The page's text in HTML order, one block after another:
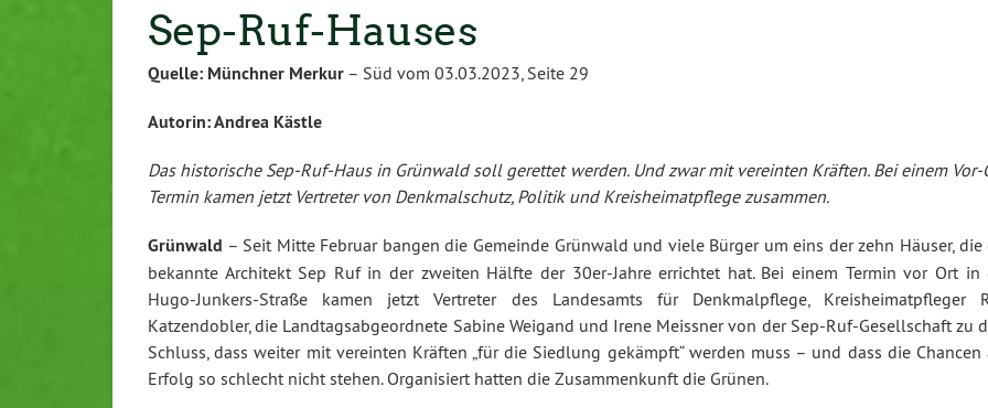
Sep-Ruf-Hauses
Quelle: Münchner Merkur – Süd vom 03.03.2023, Seite 29
Autorin: Andrea Kästle
Das historische Sep-Ruf-Haus in Grünwald soll gerettet werden. Und zwar mit vereinten Kräften. Bei einem Vor-
Termin kamen jetzt Vertreter von Denkmalschutz, Politik und Kreisheimatpflege zusammen.
Grünwald – Seit Mitte Februar bangen die Gemeinde Grünwald und viele Bürger um eins der zehn Häuser, die
bekannte Architekt Sep Ruf in der zweiten Hälfte der 30er-Jahre errichtet hat. Bei einem Termin vor Ort in
Hugo-Junkers-Straße kamen jetzt Vertreter des Landesamts für Denkmalpflege, Kreisheimatpfleger
Katzendobler, die Landtagsabgeordnete Sabine Weigand und Irene Meissner von der Sep-Ruf-Gesellschaft zu
Schluss, dass weiter mit vereinten Kräften „für die Siedlung gekämpft“ werden muss – und dass die Chancen
Erfolg so schlecht nicht stehen. Organisiert hatten die Zusammenkunft die Grünen.